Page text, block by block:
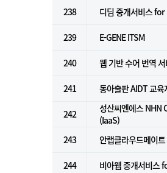
238
디딤 중개서비스
239 E-GENE ITSM
240 웹 기반 수어 번역
241 동아출판 AIDT 교육
242
성산씨엔에스 NHN
(IaaS)
243
안랩클라우드메이
244 비아웹 중개서비스